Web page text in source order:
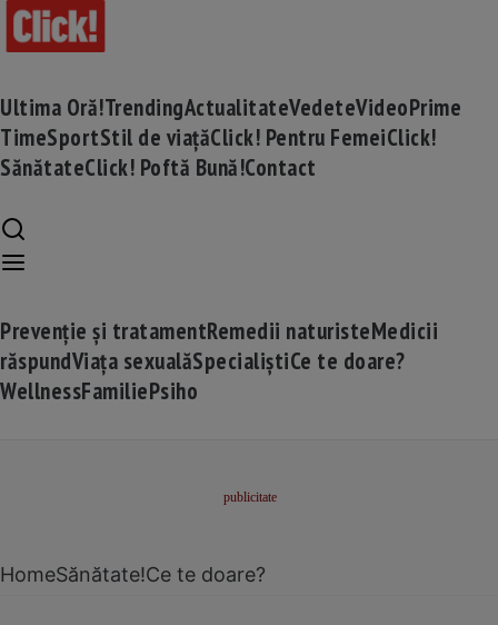
Ultima Oră!TrendingActualitateVedeteVideoPrime
TimeSportStil de viațăClick! Pentru FemeiClick!
SănătateClick! Poftă Bună!Contact
Prevenție și tratamentRemedii naturisteMedicii
răspundViața sexualăSpecialiștiCe te doare?
WellnessFamiliePsiho
HomeSănătate!Ce te doare?